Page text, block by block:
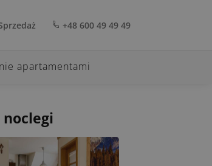
+48 600 49 49 49
apartamentami
noclegi